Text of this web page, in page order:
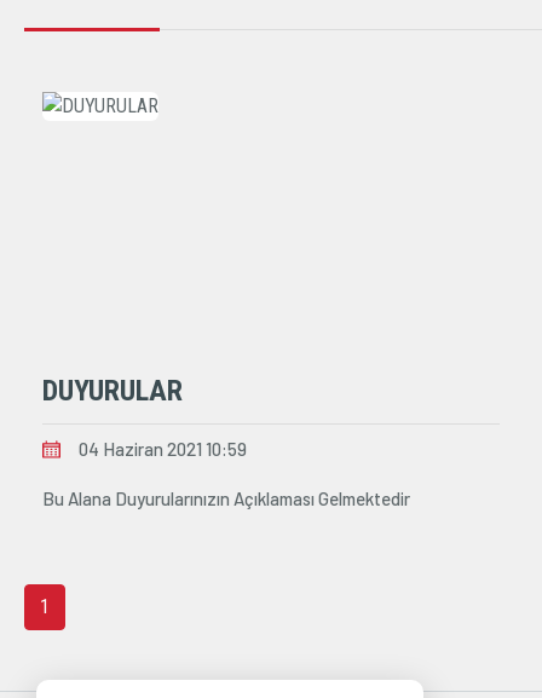
DUYURULAR
04 Haziran 2021 10:59
Bu Alana Duyurularınızın Açıklaması Gelmektedir
1